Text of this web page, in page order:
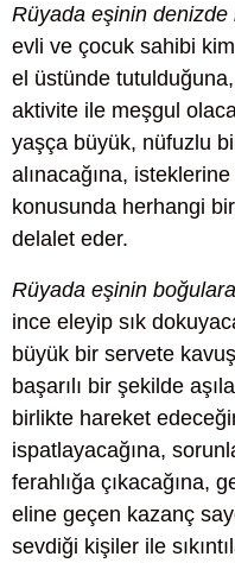
Rüyada eşinin
evli ve çocuk sahibi
el üstünde
aktivite ile meşgul
yaşça büyük, nüfuzlu
alınacağına,
konusunda herhangi
delalet eder.
Rüyada eşinin
ince eleyip sık
büyük bir servete
başarılı bir şekilde
birlikte hareket
ispatlayacağına,
ferahlığa çıkacağına,
eline geçen kazanç
sevdiği kişiler ile